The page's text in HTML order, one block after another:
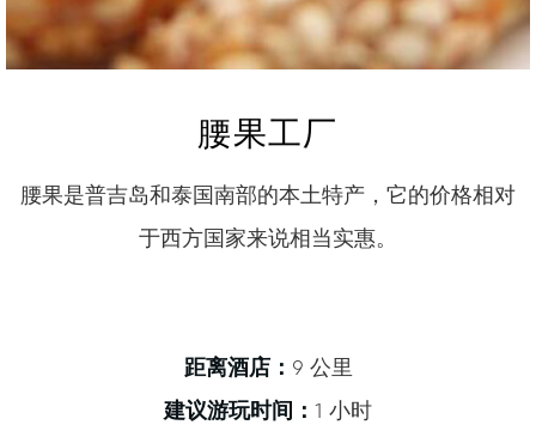
腰果工厂
腰果是普吉岛和泰国南部的本土特产，它的价格相对
于西方国家来说相当实惠。
距离酒店： 9 公里
建议游玩时间： 1 小时